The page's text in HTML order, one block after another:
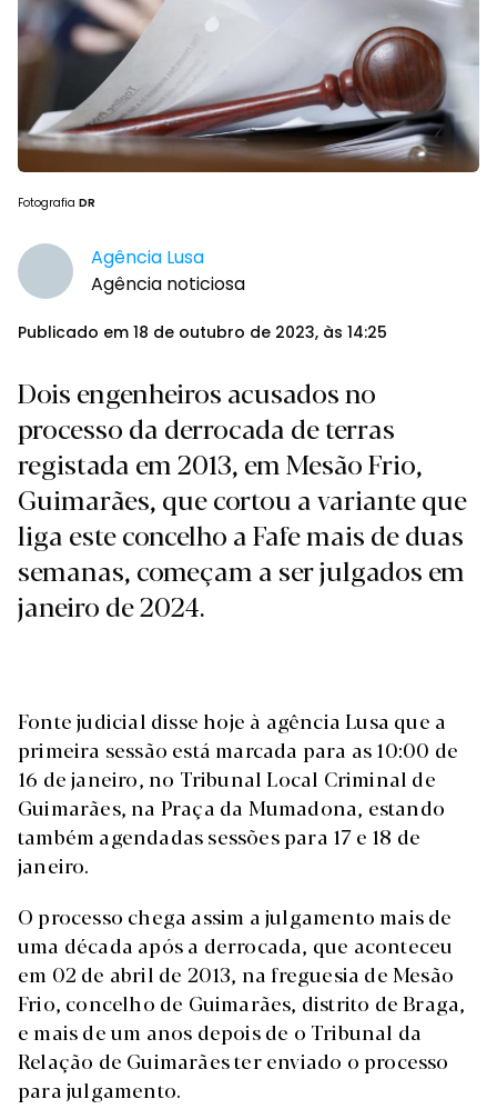
Fotografia DR
Agência Lusa
Agência noticiosa
Publicado em 18 de outubro de 2023, às 14:25
Dois engenheiros acusados no
processo da derrocada de terras
registada em 2013, em Mesão Frio,
Guimarães, que cortou a variante que
liga este concelho a Fafe mais de duas
semanas, começam a ser julgados em
janeiro de 2024.
Fonte judicial disse hoje à agência Lusa que a
primeira sessão está marcada para as 10:00 de
16 de janeiro, no Tribunal Local Criminal de
Guimarães, na Praça da Mumadona, estando
também agendadas sessões para 17 e 18 de
janeiro.
O processo chega assim a julgamento mais de
uma década após a derrocada, que aconteceu
em 02 de abril de 2013, na freguesia de Mesão
Frio, concelho de Guimarães, distrito de Braga,
e mais de um anos depois de o Tribunal da
Relação de Guimarães ter enviado o processo
para julgamento.